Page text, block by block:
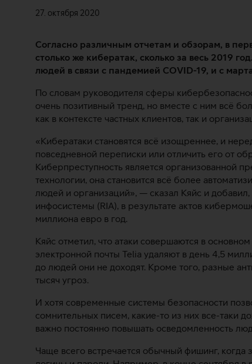
27. октября 2020
Согласно различным отчетам и обзорам, в
столько же кибератак, сколько за весь 2019
людей в связи с пандемией COVID-19, и с
По словам руководителя сферы
очень позитивный тренд, но вместе с ним всё
как в контексте частных клиентов, так и
«Кибератаки становятся всё изощреннее, и
повседневной переписки или отличить его от
Киберпреступность является организованной
технологии, она становится всё более
людей и организаций», — сказал Кяйс и
инфосистемы (RIA), в результате актов
миллиона евро в год.
Кяйс отметил, что атаки совершаются в
электронной почты Telia удаляют в день 4,5
до людей они не доходят. Кроме того, разные
тысяч угроз.
И хотя современные системы безопасности
сомнительных писем, какие-то из них все-таки
важно постоянно повышать осведомленность
Чаще всего встречается обычный фишинг,